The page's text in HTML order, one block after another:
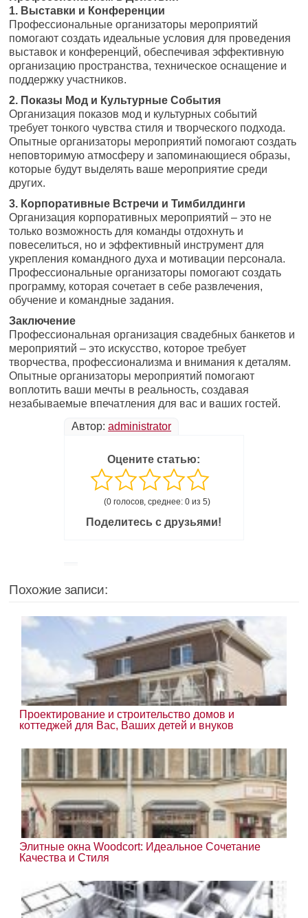
1. Выставки и Конференции
Профессиональные организаторы мероприятий
помогают создать идеальные условия для проведения
выставок и конференций, обеспечивая эффективную
организацию пространства, техническое оснащение и
поддержку участников.
2. Показы Мод и Культурные События
Организация показов мод и культурных событий
требует тонкого чувства стиля и творческого подхода.
Опытные организаторы мероприятий помогают создать
неповторимую атмосферу и запоминающиеся образы,
которые будут выделять ваше мероприятие среди
других.
3. Корпоративные Встречи и Тимбилдинги
Организация корпоративных мероприятий – это не
только возможность для команды отдохнуть и
повеселиться, но и эффективный инструмент для
укрепления командного духа и мотивации персонала.
Профессиональные организаторы помогают создать
программу, которая сочетает в себе развлечения,
обучение и командные задания.
Заключение
Профессиональная организация свадебных банкетов и
мероприятий – это искусство, которое требует
творчества, профессионализма и внимания к деталям.
Опытные организаторы мероприятий помогают
воплотить ваши мечты в реальность, создавая
незабываемые впечатления для вас и ваших гостей.
Автор: administrator
Оцените статью:
(0 голосов, среднее: 0 из 5)
Поделитесь с друзьями!
Похожие записи:
Проектирование и строительство домов и
коттеджей для Вас, Ваших детей и внуков
Элитные окна Woodcort: Идеальное Сочетание
Качества и Стиля